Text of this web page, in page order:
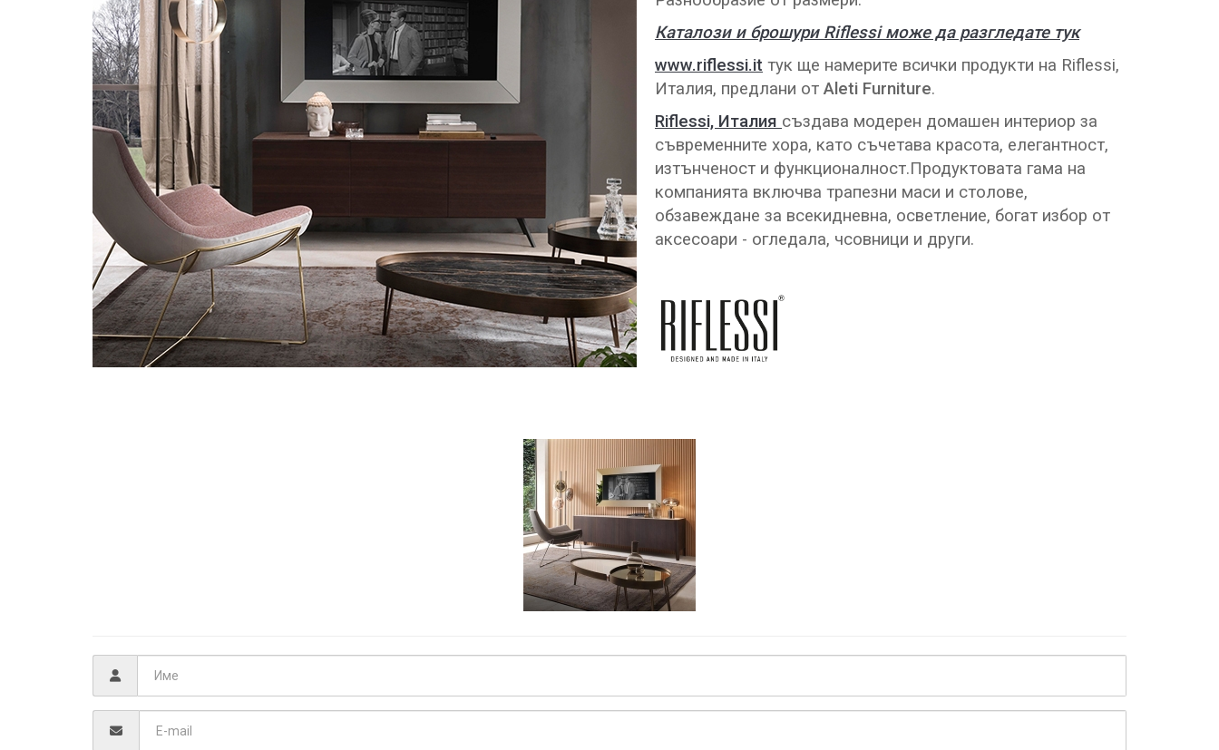
Каталози и брошури Riflessi може да разгледате тук
www.riflessi.it тук ще намерите всички продукти на Riflessi,
Италия, предлани от Aleti Furniture.
Riflessi, Италия създава модерен домашен интериор за
съвременните хора, като съчетава красота, елегантност,
изтънченост и функционалност.Продуктовата гама на
компанията включва трапезни маси и столове,
обзавеждане за всекидневна, осветление, богат избор от
аксесоари - огледала, чсовници и други.